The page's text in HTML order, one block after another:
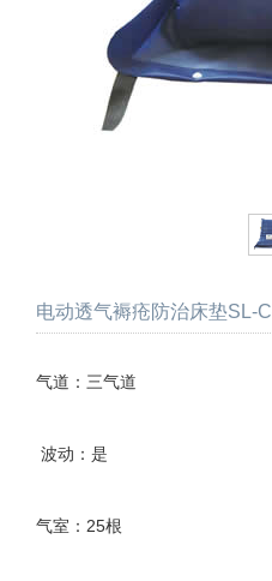
电动透气褥疮防治床垫SL-
气道：三气道
波动：是
气室：25根